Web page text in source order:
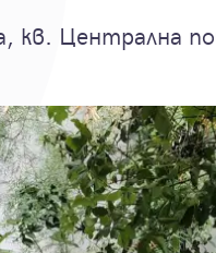
кв. Централна